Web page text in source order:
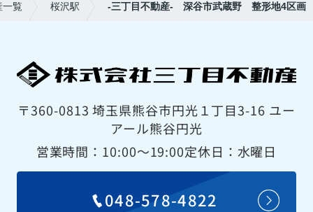
一覧 桜沢駅 -三丁目不動産- 深谷市武蔵野 整形地4区画
〒360-0813 埼玉県熊谷市円光１丁目3-16 ユー
アール熊谷円光
営業時間：10:00〜19:00定休日：水曜日
048-578-4822